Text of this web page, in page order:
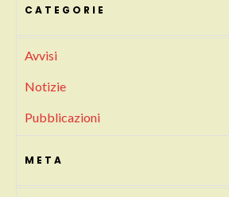
CATEGORIE
Avvisi
Notizie
Pubblicazioni
META